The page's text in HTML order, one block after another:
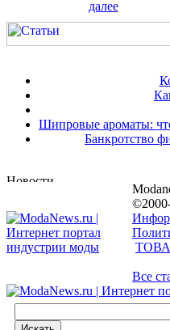
далее
Шипровые ароматы:
Банкротство
Все